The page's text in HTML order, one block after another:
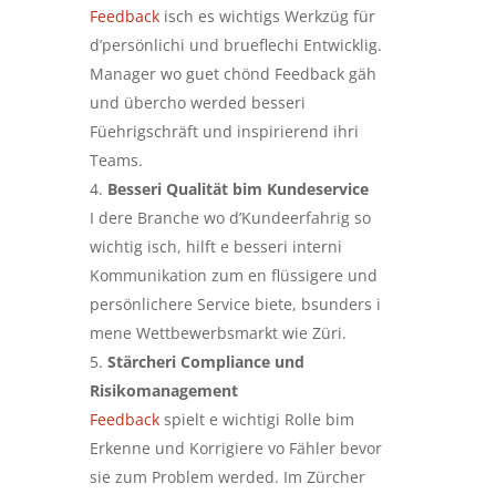
Feedbackisch es wichtigs Werkzüg für
d’persönlichi und brueflechi Entwicklig.
Manager wo guet chönd Feedback gäh
und übercho werded besseri
Füehrigschräft und inspirierend ihri
Teams.
Besseri Qualität bim Kundeservice
I dere Branche wo d’Kundeerfahrig so
wichtig isch, hilft e besseri interni
Kommunikation zum en flüssigere und
persönlichere Service biete, bsunders i
mene Wettbewerbsmarkt wie Züri.
Stärcheri Compliance und
Risikomanagement
Feedbackspielt e wichtigi Rolle bim
Erkenne und Korrigiere vo Fähler bevor
sie zum Problem werded. Im Zürcher